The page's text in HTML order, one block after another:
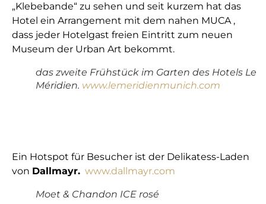
„Klebebande“ zu sehen und seit kurzem hat das
Hotel ein Arrangement mit dem nahen MUCA ,
dass jeder Hotelgast freien Eintritt zum neuen
Museum der Urban Art bekommt.
das zweite Frühstück im Garten des Hotels Le
Méridien. www.lemeridienmunich.com
Ein Hotspot für Besucher ist der Delikatess-Laden
von Dallmayr. www.dallmayr.com
Moet & Chandon ICE rosé